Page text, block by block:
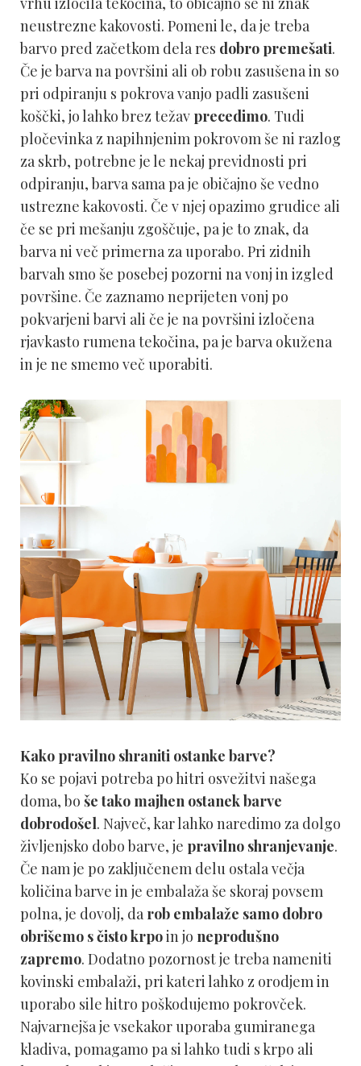
neustrezne kakovosti. Pomeni le, da je treba
barvo pred začetkom dela res dobro premešati.
Če je barva na površini ali ob robu zasušena in so
pri odpiranju s pokrova vanjo padli zasušeni
koščki, jo lahko brez težav precedimo. Tudi
pločevinka z napihnjenim pokrovom še ni razlog
za skrb, potrebne je le nekaj previdnosti pri
odpiranju, barva sama pa je običajno še vedno
ustrezne kakovosti. Če v njej opazimo grudice ali
če se pri mešanju zgoščuje, pa je to znak, da
barva ni več primerna za uporabo. Pri zidnih
barvah smo še posebej pozorni na vonj in izgled
površine. Če zaznamo neprijeten vonj po
pokvarjeni barvi ali če je na površini izločena
rjavkasto rumena tekočina, pa je barva okužena
in je ne smemo več uporabiti.
Kako pravilno shraniti ostanke barve?
Ko se pojavi potreba po hitri osvežitvi našega
doma, bo še tako majhen ostanek barve
dobrodošel. Največ, kar lahko naredimo za dolgo
življenjsko dobo barve, je pravilno shranjevanje.
Če nam je po zaključenem delu ostala večja
količina barve in je embalaža še skoraj povsem
polna, je dovolj, da rob embalaže samo dobro
obrišemo s čisto krpoin jo neprodušno
zapremo. Dodatno pozornost je treba nameniti
kovinski embalaži, pri kateri lahko z orodjem in
uporabo sile hitro poškodujemo pokrovček.
Najvarnejša je vsekakor uporaba gumiranega
kladiva, pomagamo pa si lahko tudi s krpo ali